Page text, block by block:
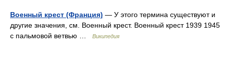
Военный крест (Франция) — У этого термина существуют и
другие значения, см. Военный крест. Военный крест 1939 1945
с пальмовой ветвью …
Википедия